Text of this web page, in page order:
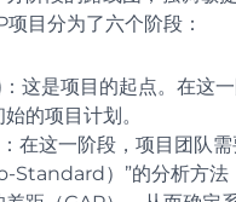
目分为了六个阶段：
这是项目的起点。在这
的项目计划。
在这一阶段，项目团队
Standard）”的分析方